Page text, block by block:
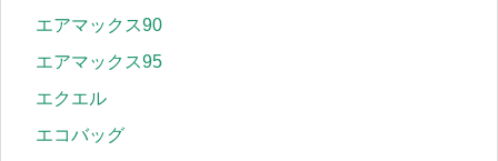
エアマックス90
エアマックス95
エクエル
エコバッグ